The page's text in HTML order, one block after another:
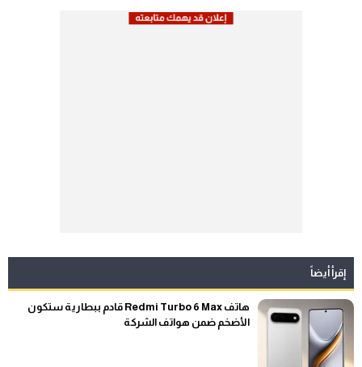
إقرأ أيضاً
هاتف Redmi Turbo 6 Max قادم ببطارية ستكون
الأضخم ضمن هواتف الشركة